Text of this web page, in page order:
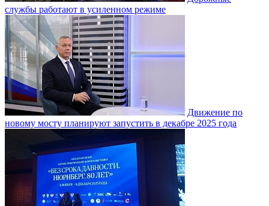
службы работают в усиленном режиме
Движение по
новому мосту планируют запустить в декабре 2025 года